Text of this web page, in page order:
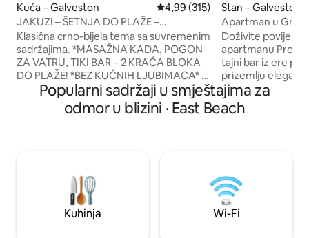
Kuća – Galveston Prosječna ocjena: 4,99/5,
4,99 (315)
JAKUZI – ŠETNJA DO PLAŽE –
OGNJIŠTE! Timeless Tides
Klasična crno-bijela tema sa suvremenim
sadržajima. *MASAŽNA KADA, POGON
ZA VATRU, TIKI BAR – 2 KRAĆA BLOKA
DO PLAŽE! *BEZ KUĆNIH LJUBIMACA* –
5 osoba *Privatna masažna kada s velikim
suncobranom *Dvije spavaće sobe –
bračni kreveti (širine 180 – 200 cm) u
*Perilica i sušilica u prizemlju *Oprema za
plažu osigurana (suncobran, stolice,
hladnjak, kolica) *Ručnici za plažu *Kante
za plažu, igračke za plažu *Terasa za
Stan – Galveston
Apartman u
Prohibition
Doživite povijest!
apartmanu
tajni bar iz ere
prizemlju
izgrađene 1905.
tropske vile.
kombinaciji s
sobom s bračnim
na razvlačenje, 1
boravkom,
pećnicom, barom
Popularni sadržaji u smještajima za
odmor u blizini · East Beach
Kuhinja Wi-Fi